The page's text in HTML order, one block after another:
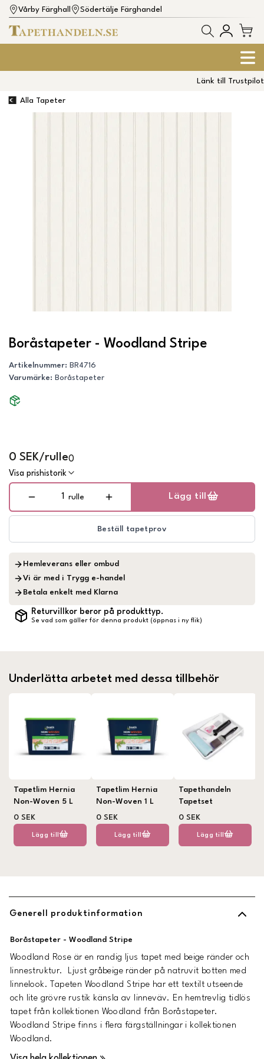
Vårby Färghall Södertälje Färghandel
Länk till Trustpilot
Alla Tapeter
Boråstapeter - Woodland Stripe
Artikelnummer: BR4716
Varumärke: Boråstapeter
0 SEK/rulle0
Visa prishistorik
rulle Lägg till
Beställ tapetprov
Hemleverans eller ombud
Vi är med i Trygg e-handel
Betala enkelt med Klarna
Returvillkor beror på produkttyp.
Se vad som gäller för denna produkt (öppnas i ny flik)
Underlätta arbetet med dessa tillbehör
Tapetlim Hernia
Non-Woven 5 L
0 SEK
Lägg till
Tapetlim Hernia
Non-Woven 1 L
0 SEK
Lägg till
Tapethandeln
Tapetset
0 SEK
Lägg till
Generell produktinformation
Boråstapeter - Woodland Stripe
Woodland Rose är en randig ljus tapet med beige ränder och
linnestruktur. Ljust gråbeige ränder på natruvit botten med
linnelook. Tapeten Woodland Stripe har ett textilt utseende
och lite grövre rustik känsla av linneväv. En hemtrevlig tidlös
tapet från kollektionen Woodland från Boråstapeter.
Woodland Stripe finns i flera färgställningar i kollektionen
Woodland.